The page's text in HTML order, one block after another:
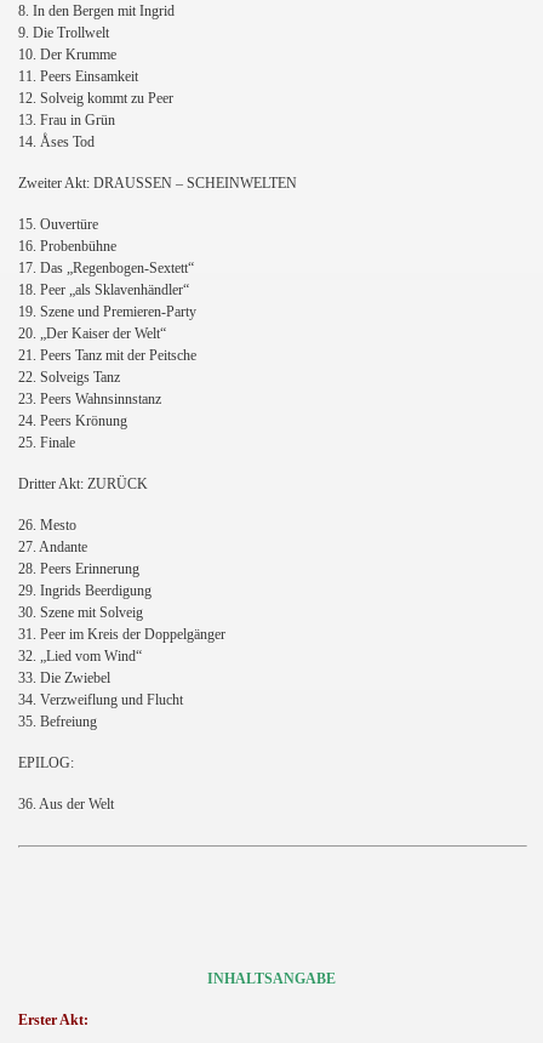
8. In den Bergen mit Ingrid
9. Die Trollwelt
10. Der Krumme
11. Peers Einsamkeit
12. Solveig kommt zu Peer
13. Frau in Grün
14. Åses Tod
Zweiter Akt: DRAUSSEN – SCHEINWELTEN
15. Ouvertüre
16. Probenbühne
17. Das „Regenbogen-Sextett“
18. Peer „als Sklavenhändler“
19. Szene und Premieren-Party
20. „Der Kaiser der Welt“
21. Peers Tanz mit der Peitsche
22. Solveigs Tanz
23. Peers Wahnsinnstanz
24. Peers Krönung
25. Finale
Dritter Akt: ZURÜCK
26. Mesto
27. Andante
28. Peers Erinnerung
29. Ingrids Beerdigung
30. Szene mit Solveig
31. Peer im Kreis der Doppelgänger
32. „Lied vom Wind“
33. Die Zwiebel
34. Verzweiflung und Flucht
35. Befreiung
EPILOG:
36. Aus der Welt
INHALTSANGABE
Erster Akt: